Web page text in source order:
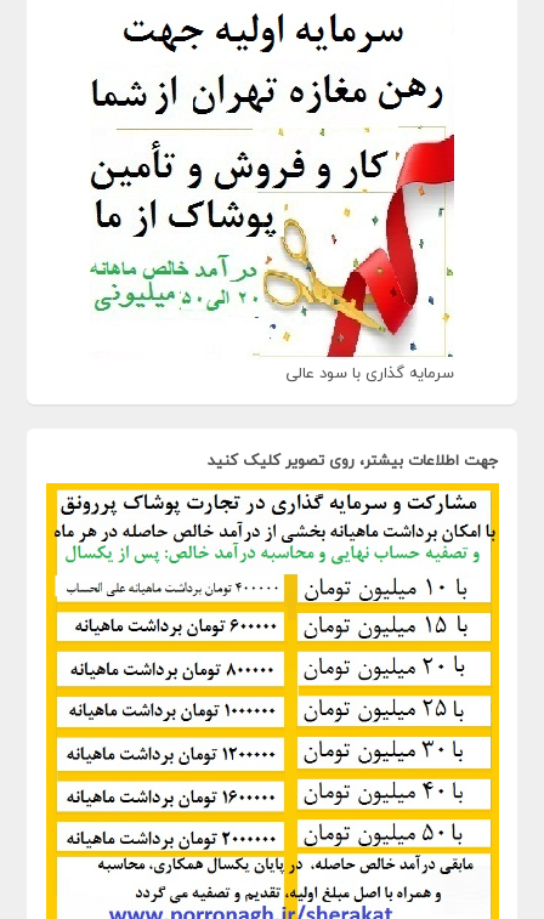
سرمایه گذاری با سود عالی
جهت اطلاعات بیشتر، روی تصویر کلیک کنید